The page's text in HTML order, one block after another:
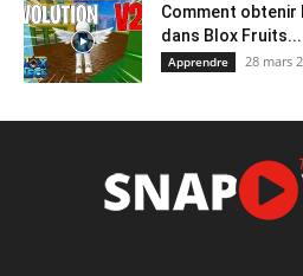
Comment obtenir
dans Blox Fruits...
Apprendre 28 mars